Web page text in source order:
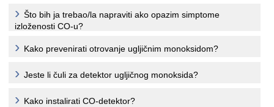
Što bih ja trebao/la napraviti ako opazim simptome
izloženosti CO-u?
Kako prevenirati otrovanje ugljičnim monoksidom?
Jeste li čuli za detektor ugljičnog monoksida?
Kako instalirati CO-detektor?